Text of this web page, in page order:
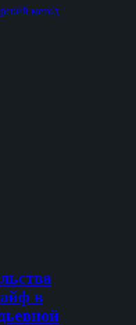
метод
в